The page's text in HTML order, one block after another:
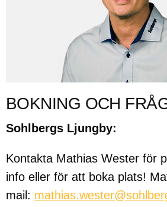
BOKNING OCH
Sohlbergs Ljungby:
Kontakta Mathias Wester för
info eller för att boka plats!
mail: